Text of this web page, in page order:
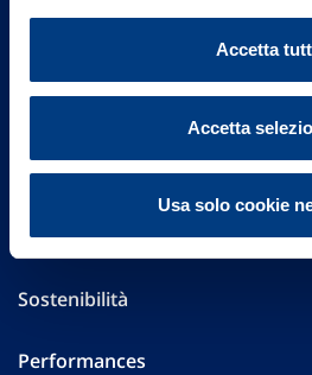
Accetta
Accetta
Usa solo cookie
Part. IVA 01329510158
FAQ
Altre informazioni
Sostenibilità
Performances